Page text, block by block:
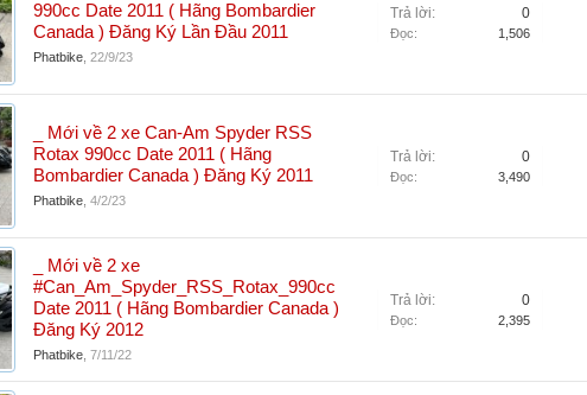
990cc Date 2011 ( Hãng Bombardier
Canada ) Đăng Ký Lần Đầu 2011
Phatbike 22/9/23
Trả lời: 0
Đọc: 1,506
_ Mới về 2 xe Can-Am Spyder RSS
Rotax 990cc Date 2011 ( Hãng
Bombardier Canada ) Đăng Ký 2011
Phatbike 4/2/23
Trả lời: 0
Đọc: 3,490
_ Mới về 2 xe
#Can_Am_Spyder_RSS_Rotax_990cc
Date 2011 ( Hãng Bombardier Canada )
Đăng Ký 2012
Phatbike 7/11/22
Trả lời: 0
Đọc: 2,395